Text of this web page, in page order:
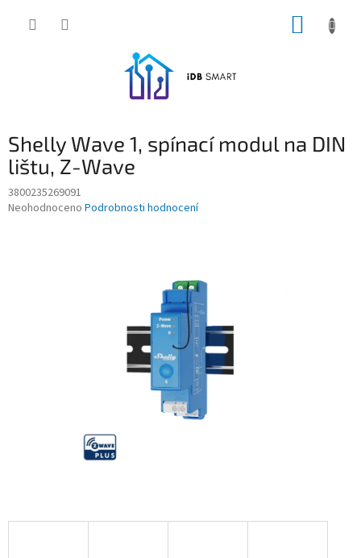
Shelly Wave 1, spínací modul na DIN
lištu, Z-Wave
3800235269091
Průměrné
Neohodnoceno Podrobnosti hodnocení